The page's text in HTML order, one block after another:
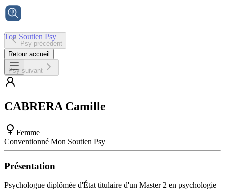
Ton Soutien Psy
Accueil
Psy précédent
Retour accueil
Psy suivant
CABRERA Camille
Femme
Conventionné Mon Soutien Psy
Présentation
Psychologue diplômée d'État titulaire d'un Master 2 en psychologie